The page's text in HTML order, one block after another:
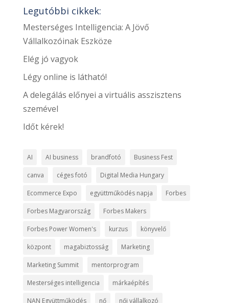
Legutóbbi cikkek:
Mesterséges Intelligencia: A Jövő
Vállalkozóinak Eszköze
Elég jó vagyok
Légy online is látható!
A delegálás előnyei a virtuális asszisztens
szemével
Időt kérek!
AI AI business brandfotó Business Fest
canva céges fotó Digital Media Hungary
Ecommerce Expo együttműködés napja Forbes
Forbes Magyarország Forbes Makers
Forbes Power Women's kurzus könyvelő
központ magabiztosság Marketing
Marketing Summit mentorprogram
Mesterséges intelligencia márkaépítés
NAN Együttműködés nő női vállalkozó